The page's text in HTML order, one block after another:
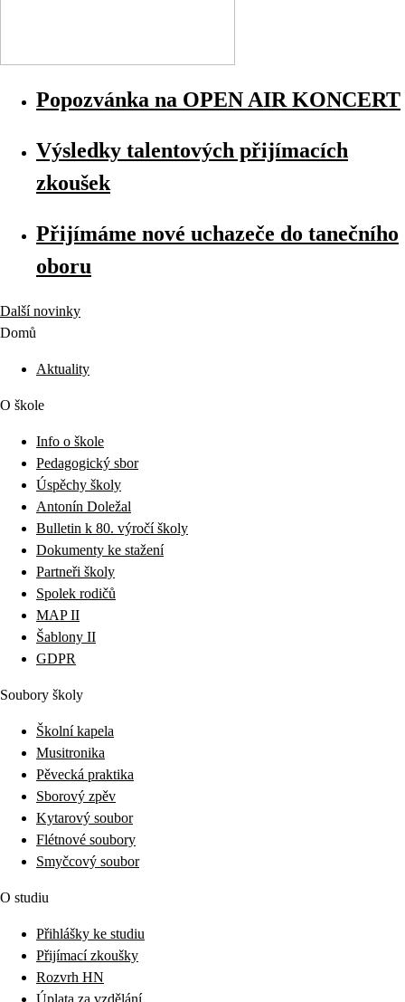
Popozvánka na OPEN AIR KONCERT
Výsledky talentových přijímacích
zkoušek
Přijímáme nové uchazeče do tanečního
oboru
Další novinky
Domů
Aktuality
O škole
Info o škole
Pedagogický sbor
Úspěchy školy
Antonín Doležal
Bulletin k 80. výročí školy
Dokumenty ke stažení
Partneři školy
Spolek rodičů
MAP II
Šablony II
GDPR
Soubory školy
Školní kapela
Musitronika
Pěvecká praktika
Sborový zpěv
Kytarový soubor
Flétnové soubory
Smyčcový soubor
O studiu
Přihlášky ke studiu
Přijímací zkoušky
Rozvrh HN
Úplata za vzdělání